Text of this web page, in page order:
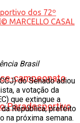
campeonato
Paradesportivo
MARCELLO CASAL
Brasil
do Senado adiou
a votação da
que extingue a
República, prefeito
na próxima semana.